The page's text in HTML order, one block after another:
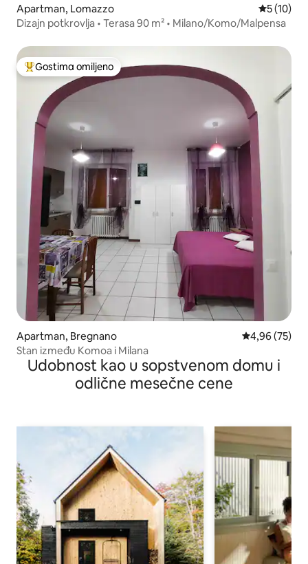
Apartman, Lomazzo Prosečna
5 (10)
Dizajn potkrovlja • Terasa 90 m² • Milano/Komo/Malpensa
Najuspešniji među gostima omiljenim
Gostima omiljeno
Apartman, Bregnano Prosečna
4,96 (75)
Stan između Komoa i Milana
Udobnost kao u sopstvenom domu i
odlične mesečne cene